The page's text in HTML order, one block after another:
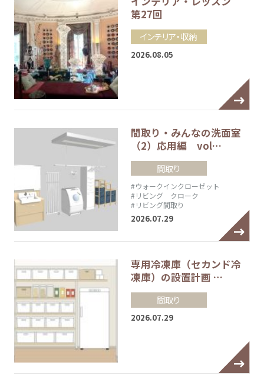
第27回
インテリア・収納
2026.08.05
間取り・みんなの洗面室
（2）応用編 vol…
間取り
#ウォークインクローゼット
#リビング クローク
#リビング間取り
2026.07.29
専用冷凍庫（セカンド冷
凍庫）の設置計画 …
間取り
2026.07.29